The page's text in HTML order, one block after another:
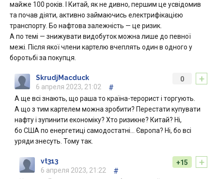
майже 100 років. І Китай, як не дивно, першим це усвідомив
та почав діяти, активно займаючись електрифікацією
транспорту. Бо нафтова залежність — це ризик.
А по темі — знижувати видобуток можна лише до певної
межі. Після якої члени картелю вчеплять один в одного у
боротьбі за покупця.
+
0
SkrudjMacduck
6 апреля 2023, 21:02
#
А ще всі знають, що раша то країна-терорист і торгують.
А що з тим картелем можна зробити? Перестати купувати
нафту і зупинити економіку? Хто ризикне? Китай? Ні,
бо США по енергетиці самодостатні… Європа? Ні, бо всі
уряди знесуть. Тому так.
+
+15
vt313
6 апреля 2023, 21:22
#